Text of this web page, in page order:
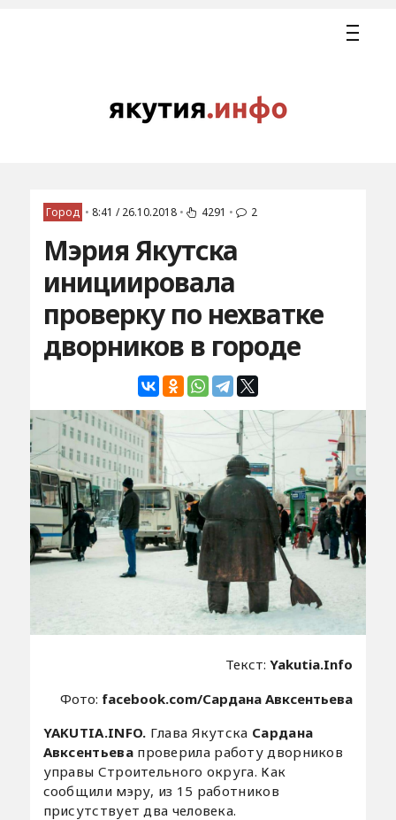
Город • 8:41 / 26.10.2018 • 4291 • 2
Мэрия Якутска
инициировала
проверку по нехватке
дворников в городе
Текст:Yakutia.Info
Фото: facebook.com/Сардана Авксентьева
YAKUTIA.INFO. Глава Якутска Сардана
Авксентьевапроверила работу дворников
управы Строительного округа. Как
сообщили мэру, из 15 работников
присутствует два человека.